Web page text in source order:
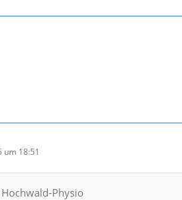
um 18:51
Physio